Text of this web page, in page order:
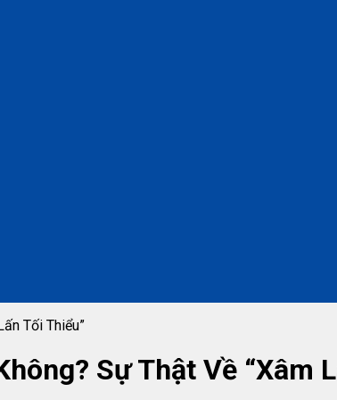
Tối Thiểu”
Sự Thật Về “Xâm